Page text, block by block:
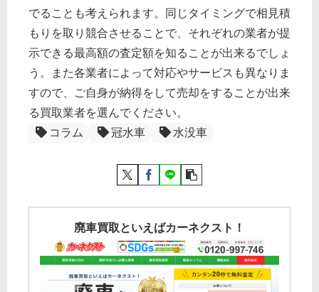
でることも考えられます。同じタイミングで相見積
もりを取り競合させることで、それぞれの業者が提
示できる最高額の査定額を知ることが出来るでしょ
う。また各業者によって対応やサービスも異なりま
すので、ご自身が納得をして売却をすることが出来
る買取業者を選んでください。
コラム
冠水車 水没車
廃車買取といえばカーネクスト！